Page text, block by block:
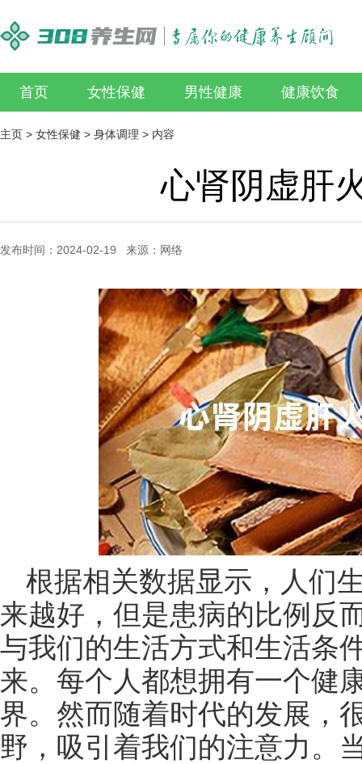
首页 女性保健 男性健康 健康饮食
主页 > 女性保健 > 身体调理 > 内容
心肾阴虚肝
发布时间：2024-02-19 来源：网络
根据相关数据显示，人们
来越好，但是患病的比例反
与我们的生活方式和生活条
来。每个人都想拥有一个健
界。然而随着时代的发展，
野，吸引着我们的注意力。